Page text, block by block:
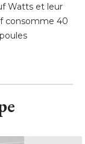
Watts et leur
consomme 40